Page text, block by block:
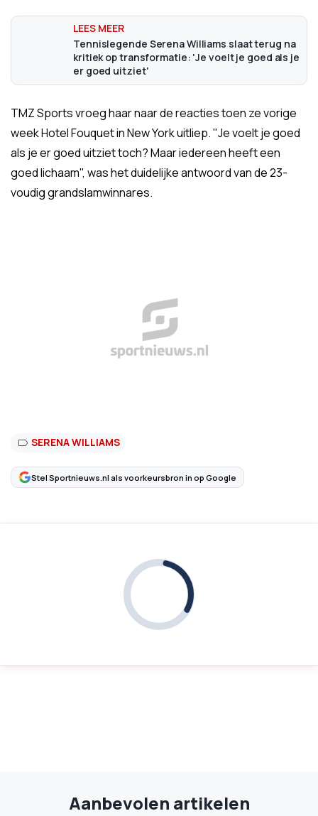
Tennislegende Serena Williams slaat terug na
kritiek op transformatie: 'Je voelt je goed als je
er goed uitziet'
TMZ Sports vroeg haar naar de reacties toen ze vorige
week Hotel Fouquet in New York uitliep. "Je voelt je goed
als je er goed uitziet toch? Maar iedereen heeft een
goed lichaam", was het duidelijke antwoord van de 23-
voudig grandslamwinnares.
SERENA WILLIAMS
Stel Sportnieuws.nl als voorkeursbron in op Google
Aanbevolen artikelen